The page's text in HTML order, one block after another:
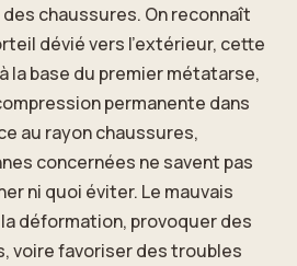
chaussures. On reconnaît
dévié vers l’extérieur, cette
la base du premier métatarse,
permanente dans
au rayon chaussures,
concernées ne savent pas
ni quoi éviter. Le mauvais
déformation, provoquer des
voire favoriser des troubles